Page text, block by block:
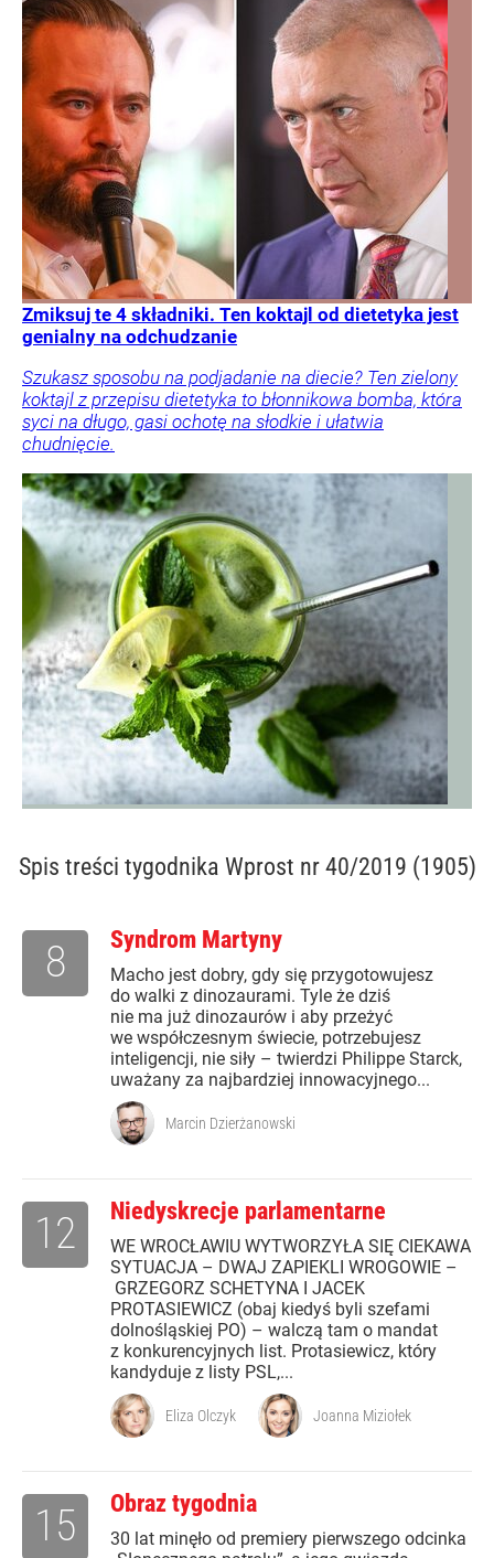
Zmiksuj te 4 składniki. Ten koktajl od dietetyka jest
genialny na odchudzanie
Szukasz sposobu na podjadanie na diecie? Ten zielony
koktajl z przepisu dietetyka to błonnikowa bomba, która
syci na długo, gasi ochotę na słodkie i ułatwia
chudnięcie.
Spis treści tygodnika Wprost nr 40/2019 (1905)
Syndrom Martyny
Macho jest dobry, gdy się przygotowujesz
do walki z dinozaurami. Tyle że dziś
nie ma już dinozaurów i aby przeżyć
we współczesnym świecie, potrzebujesz
inteligencji, nie siły – twierdzi Philippe Starck,
uważany za najbardziej innowacyjnego...
8
Marcin Dzierżanowski
Niedyskrecje parlamentarne
WE WROCŁAWIU WYTWORZYŁA SIĘ CIEKAWA
SYTUACJA – DWAJ ZAPIEKLI WROGOWIE –
GRZEGORZ SCHETYNA I JACEK
PROTASIEWICZ (obaj kiedyś byli szefami
dolnośląskiej PO) – walczą tam o mandat
z konkurencyjnych list. Protasiewicz, który
kandyduje z listy PSL,...
12
Eliza Olczyk Joanna Miziołek
Obraz tygodnia
30 lat minęło od premiery pierwszego odcinka
15